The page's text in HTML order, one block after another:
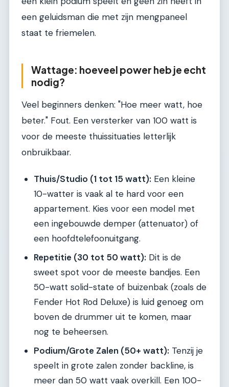
een geluidsman die met zijn mengpaneel
staat te friemelen.
Wattage: hoeveel power heb je echt
nodig?
Veel beginners denken: "Hoe meer watt, hoe
beter." Fout. Een versterker van 100 watt is
voor de meeste thuissituaties letterlijk
onbruikbaar.
Thuis/Studio (1 tot 15 watt): Een kleine
10-watter is vaak al te hard voor een
appartement. Kies voor een model met
een ingebouwde demper (attenuator) of
een hoofdtelefoonuitgang.
Repetitie (30 tot 50 watt): Dit is de
sweet spot voor de meeste bandjes. Een
50-watt solid-state of buizenbak (zoals de
Fender Hot Rod Deluxe) is luid genoeg om
boven de drummer uit te komen, maar
nog te beheersen.
Podium/Grote Zalen (50+ watt): Tenzij je
speelt in grote zalen zonder backline, is
meer dan 50 watt vaak overkill. Een 100-